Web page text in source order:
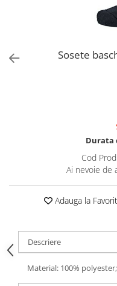
Sosete
Durata
Cod
Ai nevoie de
Adauga la
Descriere
Material: 100%